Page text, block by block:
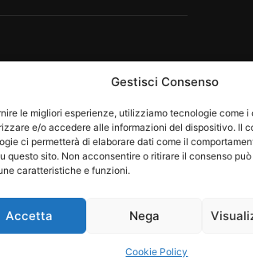
Gestisci Consenso
le migliori esperienze, utilizziamo tecnologie come i
e/o accedere alle informazioni del dispositivo. Il
ci permetterà di elaborare dati come il
questo sito. Non acconsentire o ritirare il consenso
caratteristiche e funzioni.
Accetta Nega
Cookie Policy
EMOZIONI